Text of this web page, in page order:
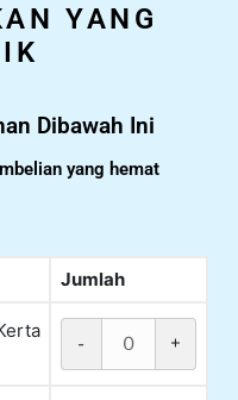
YANG
Dibawah Ini
yang hemat
Jumlah
- +